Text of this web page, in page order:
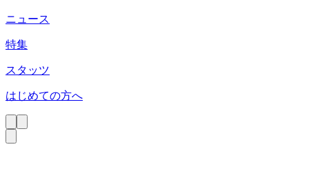
ニュース
特集
スタッツ
はじめての方へ